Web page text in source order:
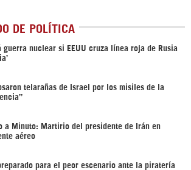
DE POLÍTICA
guerra nuclear si EEUU cruza línea roja de Rusia
telarañas de Israel por los misiles de la
a Minuto: Martirio del presidente de Irán en
aéreo
para el peor escenario ante la piratería